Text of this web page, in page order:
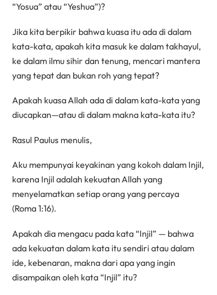
“Yosua” atau “Yeshua”)?
Jika kita berpikir bahwa kuasa itu ada di dalam
kata-kata, apakah kita masuk ke dalam takhayul,
ke dalam ilmu sihir dan tenung, mencari mantera
yang tepat dan bukan roh yang tepat?
Apakah kuasa Allah ada di dalam kata-kata yang
diucapkan—atau di dalam makna kata-kata itu?
Rasul Paulus menulis,
Aku mempunyai keyakinan yang kokoh dalam Injil,
karena Injil adalah kekuatan Allah yang
menyelamatkan setiap orang yang percaya
(Roma 1:16).
Apakah dia mengacu pada kata “Injil” — bahwa
ada kekuatan dalam kata itu sendiri atau dalam
ide, kebenaran, makna dari apa yang ingin
disampaikan oleh kata “Injil” itu?